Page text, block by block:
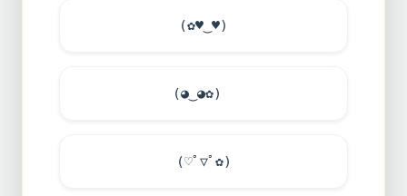
(✿♥ ♥)
(◕‿◕✿)ゞ
(♡ﾟ▽ﾟ✿)